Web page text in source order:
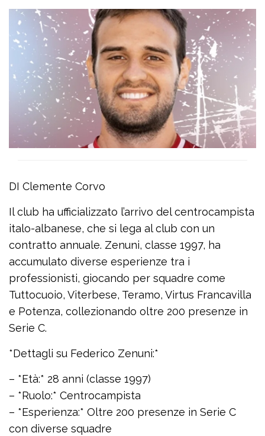
DI Clemente Corvo
Il club ha ufficializzato l’arrivo del centrocampista
italo-albanese, che si lega al club con un
contratto annuale. Zenuni, classe 1997, ha
accumulato diverse esperienze tra i
professionisti, giocando per squadre come
Tuttocuoio, Viterbese, Teramo, Virtus Francavilla
e Potenza, collezionando oltre 200 presenze in
Serie C.
*Dettagli su Federico Zenuni:*
– *Età:* 28 anni (classe 1997)
– *Ruolo:* Centrocampista
– *Esperienza:* Oltre 200 presenze in Serie C
con diverse squadre